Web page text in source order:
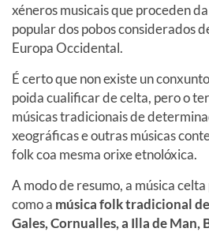
xéneros musicais que proceden
popular dos pobos considerados
Europa Occidental.
É certo que non existe un
poida cualificar de celta, pero o
músicas tradicionais de
xeográficas e outras músicas
folk coa mesma orixe etnolóxica.
A modo de resumo, a música
como a música folk tradicional
Gales, Cornualles, a Illa de Man,